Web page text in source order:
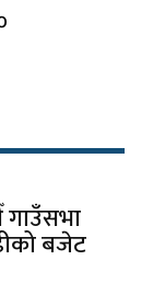
गाउँसभा
बजेट